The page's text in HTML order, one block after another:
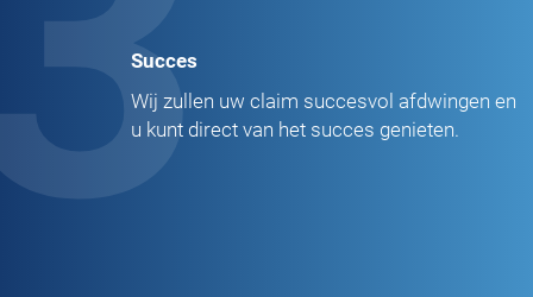
Succes
Wij zullen uw claim succesvol afdwingen en
u kunt direct van het succes genieten.